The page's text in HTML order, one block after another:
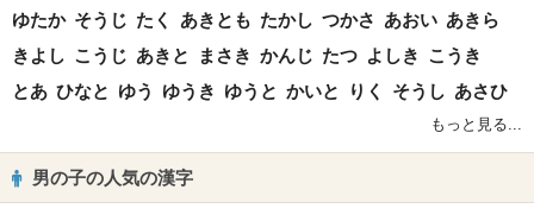
ゆたか そうじ たく あきとも たかし つかさ あおい あきら
きよし こうじ あきと まさき かんじ たつ よしき こうき
とあ ひなと ゆう ゆうき ゆうと かいと りく そうし あさひ
もっと見る...
男の子の人気の漢字